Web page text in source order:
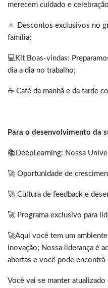
merecem cuidado e
🔅 Descontos exclusivos no
família;
💻Kit Boas-vindas:
dia a dia no trabalho;
☕ Café da manhã e da tarde
Para o desenvolvimento da
📚DeepLearning: Nossa
🚀 Oportunidade de
🚀 Cultura de feedback e
🚀 Programa exclusivo para
🚀Aqui você tem um
inovação; Nossa liderança é
abertas e você pode
Você vai se manter